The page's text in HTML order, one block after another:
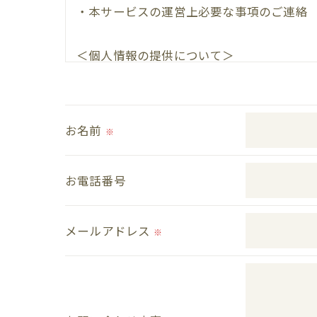
・本サービスの運営上必要な事項のご連絡
＜個人情報の提供について＞
これらの委託先に対しては個人情報保護契
＜個人情報の安全管理＞
当社では、個人情報の漏洩等がなされない
お名前 ※
お電話番号
メールアドレス ※